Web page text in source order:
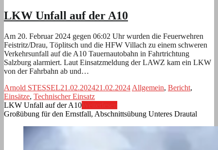
LKW Unfall auf der A10
Am 20. Februar 2024 gegen 06:02 Uhr wurden die Feuerwehren
Feistritz/Drau, Töplitsch und die HFW Villach zu einem schweren
Verkehrsunfall auf die A10 Tauernautobahn in Fahrtrichtung
Salzburg alarmiert. Laut Einsatzmeldung der LAWZ kam ein LKW
von der Fahrbahn ab und…
Arnold STESSEL21.02.202421.02.2024 Allgemein, Bericht,
Einsätze, Technischer Einsatz
LKW Unfall auf der A10
Großübung für den Ernstfall, Abschnittsübung Unteres Drautal